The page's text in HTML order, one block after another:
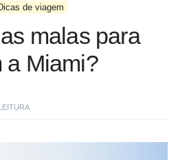
de viagem
malas para
a Miami?